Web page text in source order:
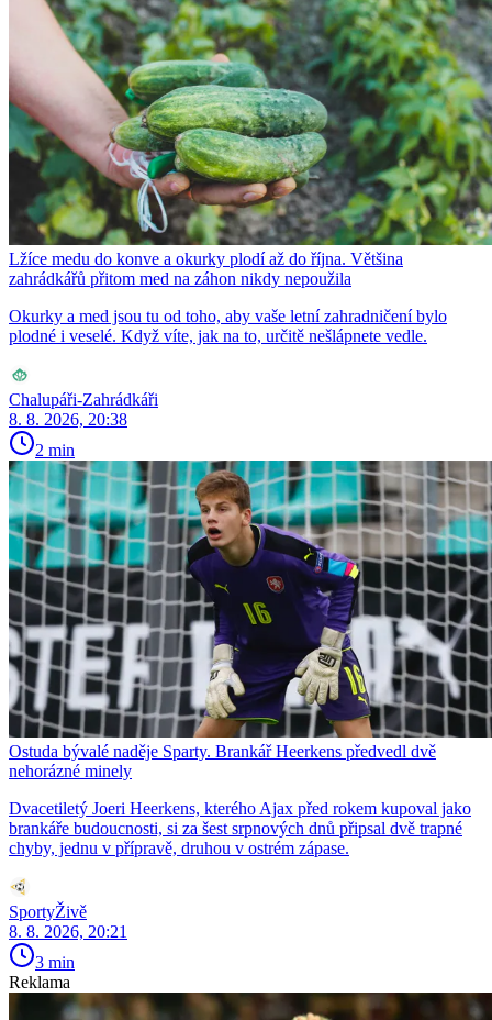
Lžíce medu do konve a okurky plodí až do října. Většina
zahrádkářů přitom med na záhon nikdy nepoužila
Okurky a med jsou tu od toho, aby vaše letní zahradničení bylo
plodné i veselé. Když víte, jak na to, určitě nešlápnete vedle.
Chalupáři-Zahrádkáři
8. 8. 2026, 20:38
2 min
Ostuda bývalé naděje Sparty. Brankář Heerkens předvedl dvě
nehorázné minely
Dvacetiletý Joeri Heerkens, kterého Ajax před rokem kupoval jako
brankáře budoucnosti, si za šest srpnových dnů připsal dvě trapné
chyby, jednu v přípravě, druhou v ostrém zápase.
SportyŽivě
8. 8. 2026, 20:21
3 min
Reklama